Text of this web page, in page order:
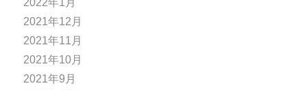
2021年12月
2021年11月
2021年10月
2021年9月